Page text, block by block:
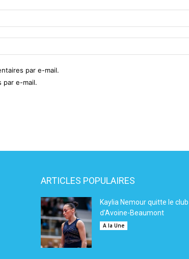
par e-mail.
par e-mail.
ARTICLES POPULAIRES
Kaylia Nemour quitte le club
d’Avoine-Beaumont
A la Une